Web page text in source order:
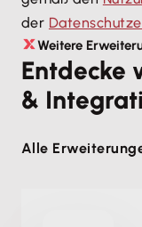
SE
der
Weitere
Entdecke
&
Alle